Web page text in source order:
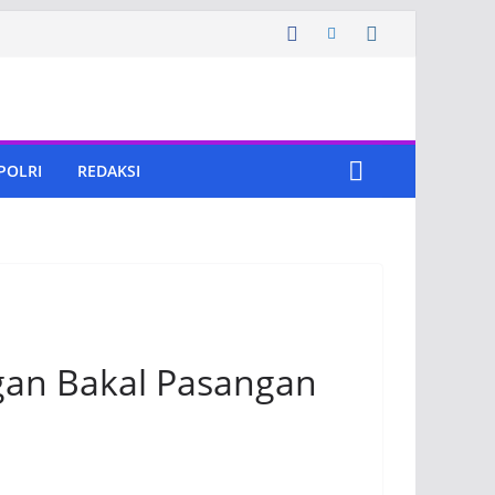
REDAKSI
Bakal Pasangan